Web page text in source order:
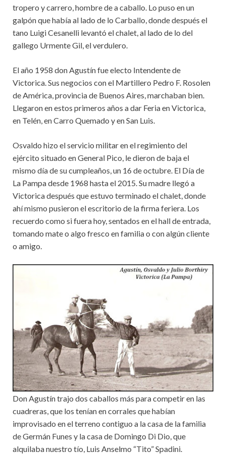
tropero y carrero, hombre de a caballo. Lo puso en un
galpón que había al lado de lo Carballo, donde después el
tano Luigi Cesanelli levantó el chalet, al lado de lo del
gallego Urmente Gil, el verdulero.
El año 1958 don Agustín fue electo Intendente de
Victorica. Sus negocios con el Martillero Pedro F. Rosolen
de América, provincia de Buenos Aires, marchaban bien.
Llegaron en estos primeros años a dar Feria en Victorica,
en Telén, en Carro Quemado y en San Luis.
Osvaldo hizo el servicio militar en el regimiento del
ejército situado en General Pico, le dieron de baja el
mismo día de su cumpleaños, un 16 de octubre. El Día de
La Pampa desde 1968 hasta el 2015. Su madre llegó a
Victorica después que estuvo terminado el chalet, donde
ahí mismo pusieron el escritorio de la firma feriera. Los
recuerdo como si fuera hoy, sentados en el hall de entrada,
tomando mate o algo fresco en familia o con algún cliente
o amigo.
Don Agustín trajo dos caballos más para competir en las
cuadreras, que los tenían en corrales que habían
improvisado en el terreno contiguo a la casa de la familia
de Germán Funes y la casa de Domingo Di Dio, que
alquilaba nuestro tío, Luis Anselmo “Tito” Spadini.